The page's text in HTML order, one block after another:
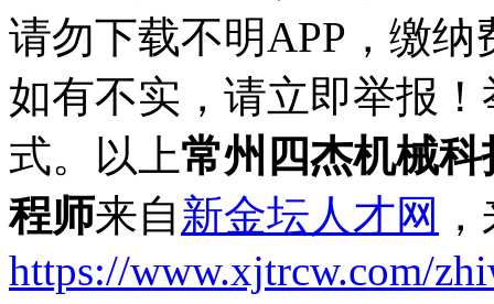
请勿下载不明APP，缴
如有不实，请立即举报
式。以上常州四杰机械
程师来自新金坛人才网
https://www.xjtrcw.com/